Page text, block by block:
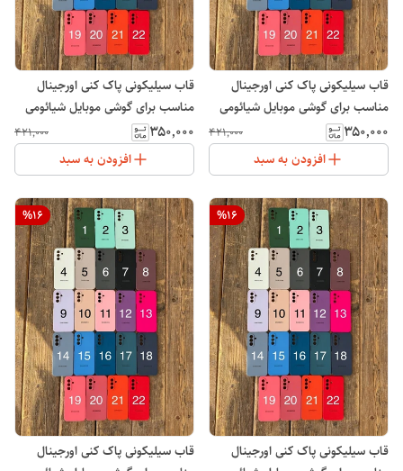
قاب سیلیکونی پاک کنی اورجینال
مناسب برای گوشی موبایل شیائومی
پوکو Xiaomi POCO C55
۳۵۰٬۰۰۰ ۴۲۱٬۰۰۰
افزودن به سبد
قاب سیلیکونی پاک کنی اورجینال
مناسب برای گوشی موبایل شیائومی
Xiaomi Redmi 12C
۳۵۰٬۰۰۰ ۴۲۱٬۰۰۰
افزودن به سبد
%16
قاب سیلیکونی پاک کنی اورجینال
%16
قاب سیلیکونی پاک کنی اورجینال